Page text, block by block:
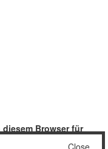
diesem Browser für
Close